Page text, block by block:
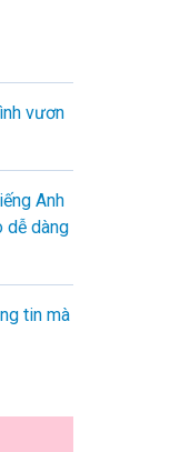
vươn
Anh
dễ dàng
tin mà